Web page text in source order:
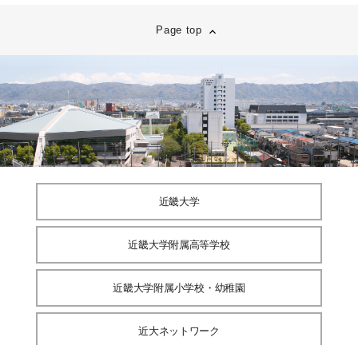
Page top
近畿大学
近畿大学附属高等学校
近畿大学附属小学校・幼稚園
近大ネットワーク